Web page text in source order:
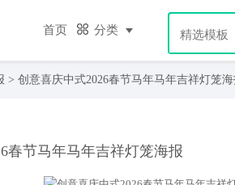
首页 分类
> 创意喜庆中式2026春节马年马年吉祥灯笼海
春节马年马年吉祥灯笼海报